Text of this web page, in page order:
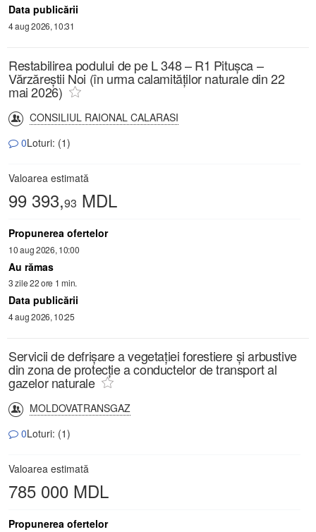
Data publicării
4 aug 2026, 10:31
Restabilirea podului de pe L 348 – R1 Pitușca –
Vărzăreștii Noi (în urma calamităților naturale din 22
mai 2026)
CONSILIUL RAIONAL CALARASI
0Loturi: (1)
Valoarea estimată
99 393,93 MDL
Propunerea ofertelor
10 aug 2026, 10:00
Au rămas
3 zile 22 ore 1 min.
Data publicării
4 aug 2026, 10:25
Servicii de defrișare a vegetației forestiere și arbustive
din zona de protecție a conductelor de transport al
gazelor naturale
MOLDOVATRANSGAZ
0Loturi: (1)
Valoarea estimată
785 000 MDL
Propunerea ofertelor